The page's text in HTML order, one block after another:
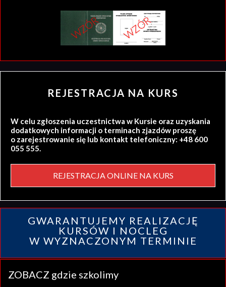
REJESTRACJA NA KURS
W celu zgłoszenia uczestnictwa w Kursie oraz uzyskania
dodatkowych informacji o terminach zjazdów proszę
o zarejestrowanie się lub kontakt telefoniczny: +48 600
055 555.
REJESTRACJA ONLINE NA KURS
GWARANTUJEMY REALIZACJĘ
KURSÓW I NOCLEG
W WYZNACZONYM TERMINIE
ZOBACZ gdzie szkolimy